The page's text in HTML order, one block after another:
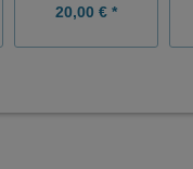
20,00 € *